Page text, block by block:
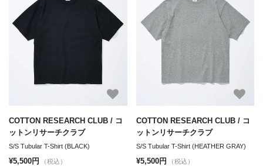
COTTON RESEARCH CLUB / コ
ットンリサーチクラブ
S/S Tubular T-Shirt (BLACK)
¥5,500円 （税込）
COTTON RESEARCH CLUB / コ
ットンリサーチクラブ
S/S Tubular T-Shirt (HEATHER GRAY)
¥5,500円 （税込）